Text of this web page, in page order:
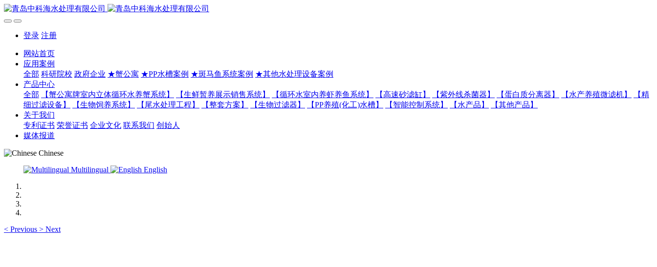
登录 注册
网站首页
应用案例
全部 科研院校 政府企业 ★蟹公寓 ★PP水槽案例 ★斑马鱼系统案例 ★其他水处理设备案例
产品中心
全部
【蟹公寓牌室内立体循环水养蟹系统】 【生鲜暂养展示销售系统】 【循环水室内养虾养鱼系统】 【高速砂滤缸】 【紫外线杀菌器】 【蛋白质分离器】 【水产养殖微滤机】
【精
细过滤设备】
【生物饲养系统】 【尾水处理工程】 【整套方案】 【生物过滤器】 【PP养殖(化工)水槽】 【智能控制系统】 【水产品】
【其他产品】
关于我们
专利证书 荣誉证书 企业文化 联系我们 创始人
媒体报道
Chinese
Multilingual
English
< Previous > Next